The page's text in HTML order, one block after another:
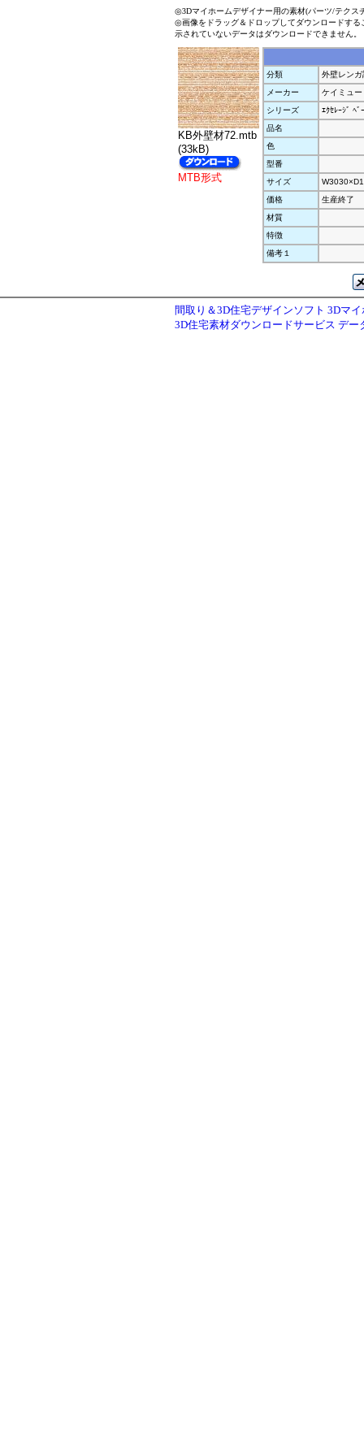
◎3Dマイホームデザイナー用の素材(パーツ/テクス
◎画像をドラッグ＆ドロップしてダウンロードす
示されていないデータはダウンロードできません。
KB外壁材72.mtb
(33kB)
MTB形式
分類
外壁レンガ
メーカー
ケイミュー
シリーズ
ｴｸｾﾚｰｼﾞ ﾍﾞ
品名
色
型番
サイズ
価格
生産終了
材質
特徴
備考１
間取り＆3D住宅デザインソフト 3Dマ
3D住宅素材ダウンロードサービス デー